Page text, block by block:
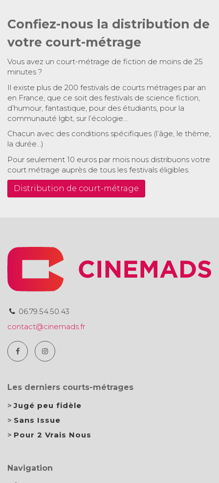
Confiez-nous la distribution de
votre court-métrage
Vous avez un court-métrage de fiction de moins de 25
minutes ?
Il existe plus de 200 festivals de courts métrages par an
en France, que ce soit des festivals de science fiction,
d’humour, fantastique, pour des étudiants, pour la
communauté lgbt, sur l’écologie…
Chacun avec des conditions spécifiques (l’âge, le thème,
la durée…)
Pour seulement 10 euros par mois nous distribuons votre
court métrage auprès de tous les festivals éligibles.
Distribution de court-métrage
06.79.54.50.43
contact@cinemads.fr
Les derniers courts-métrages
Jugé peu fidèle
Sans Issue
Pour 2 Vrais Nous
Navigation